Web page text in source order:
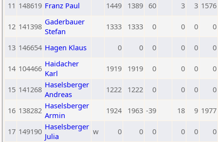
11 148619 Franz Paul 1449 1389 60 3 3 1576
12 141398 Gaderbauer
Stefan
1333 1333 0 0 0 0
13 146654 Hagen Klaus 0 0 0 0 0 0
14 104466 Haidacher
Karl
1919 1919 0 0 0 0
15 141268 Haselsberger
Andreas
1222 1222 0 0 0 0
16 138282 Haselsberger
Armin
1924 1963 -39 18 9 1977
17 149190 Haselsberger
Julia
w 0 0 0 0 0 0